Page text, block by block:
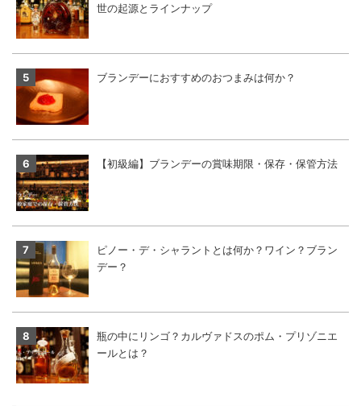
世の起源とラインナップ
ブランデーにおすすめのおつまみは何か？
【初級編】ブランデーの賞味期限・保存・保管方法
ピノー・デ・シャラントとは何か？ワイン？ブラン
デー？
瓶の中にリンゴ？カルヴァドスのポム・プリゾニエ
ールとは？